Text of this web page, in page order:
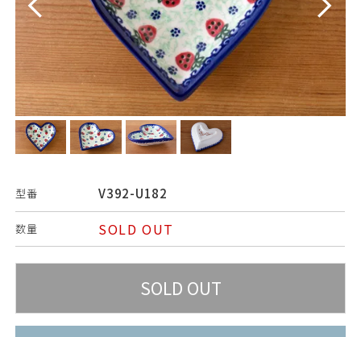
型番 V392-U182
数量 SOLD OUT